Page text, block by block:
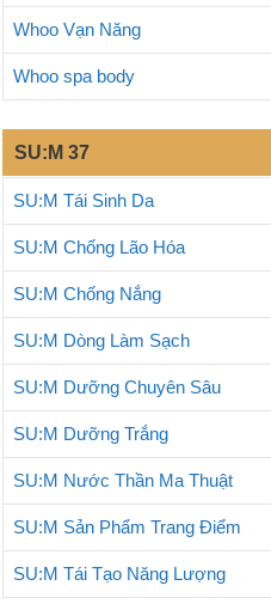
Whoo Vạn Năng
Whoo spa body
SU:M 37
SU:M Tái Sinh Da
SU:M Chống Lão Hóa
SU:M Chống Nắng
SU:M Dòng Làm Sạch
SU:M Dưỡng Chuyên Sâu
SU:M Dưỡng Trắng
SU:M Nước Thần Ma Thuật
SU:M Sản Phẩm Trang Điểm
SU:M Tái Tạo Năng Lượng